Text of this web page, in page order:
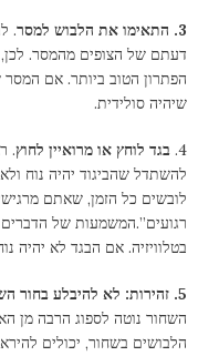
3. התאימו את הלבוש למסר
.
דעתם של הצופים מהמסר. לכן,
הפתרון הטוב ביותר. אם המסר
שיהיה סולידית.
4. בגד לוחץ או מרואיין לחוץ.
להשתדל שהביגוד יהיה נוח
לובשים כל הזמן, שאתם
רגועים”.המשמעות של
בטלוויזיה. אם הבגד לא יהיה
5. זהירות: לא להיבלע בחור השחור.
השחור נוטה לספוג הרבה מן
הלבושים בשחור, יכולים